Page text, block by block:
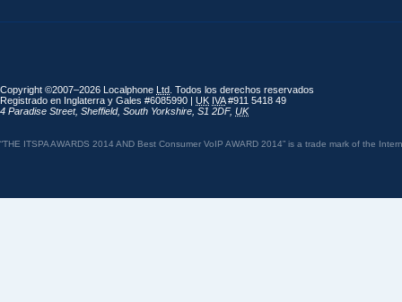
Copyright ©2007–2026 Localphone Ltd . Todos los derechos reservados
Registrado en Inglaterra y Gales #6085990 | UK IVA#911 5418 49
4 Paradise Street, Sheffield, South Yorkshire S1 2DF, UK
“THE ITSPA AWARDS 2014 AND Best Consumer VoIP AWARD 2014” is a trade mark of the